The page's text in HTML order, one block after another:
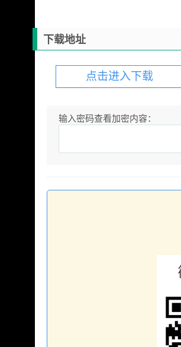
下载地址
点击进入下载
输入密码查看加密内容：